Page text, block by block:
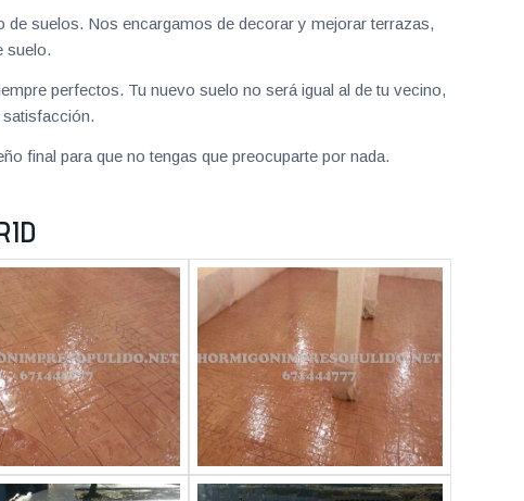
suelos. Nos encargamos de decorar y mejorar terrazas,
suelo.
perfectos. Tu nuevo suelo no será igual al de tu vecino,
final para que no tengas que preocuparte por nada.